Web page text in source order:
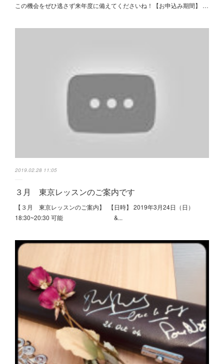
この機会をぜひ逃さず来年度に備えてくださいね！【お申込み期間】 …
2019.02.28 11:05
３月 東京レッスンのご案内です
【３月 東京レッスンのご案内】 【日時】 2019年3月24日（日）
18:30~20:30 可能 &...